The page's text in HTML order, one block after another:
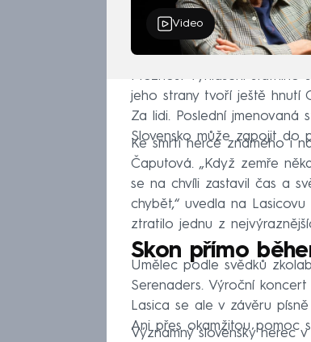
Video
Možnost vyhlášení státního
jeho strany tvoří ještě hnutí
Za lidi. Poslední jmenovaná
Slovensko může zapojit do
Ke smrti herce známého i
Čaputová. „Když zemře
se na chvíli zastavil čas a
chybět,“ uvedla na
ztratilo jednu z
Skon přímo
Umělec podle svědků
Serenaders. Výroční
Lasica se ale v závěru
Ani přes okamžitou pomoc
Významný slovenský herec